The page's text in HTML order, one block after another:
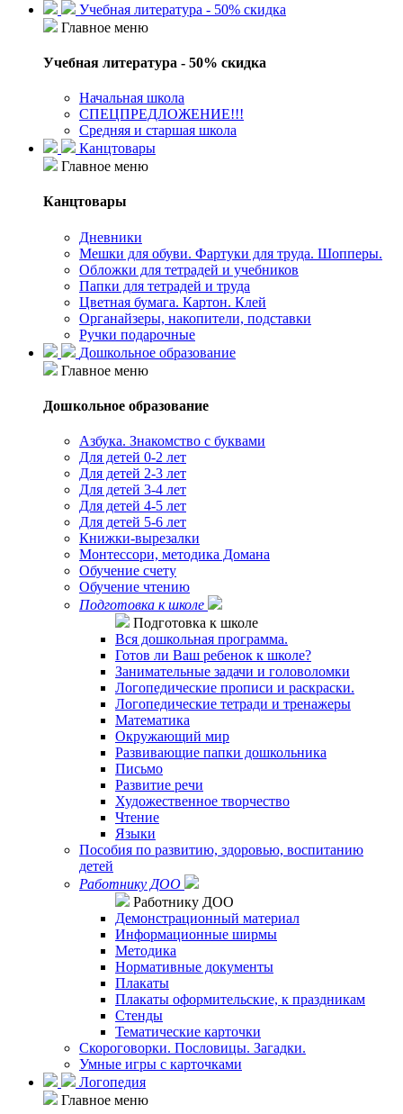
Учебная литература - 50% скидка
Главное меню
Учебная литература - 50% скидка
Начальная школа
СПЕЦПРЕДЛОЖЕНИЕ!!!
Средняя и старшая школа
Канцтовары
Главное меню
Канцтовары
Дневники
Мешки для обуви. Фартуки для труда. Шопперы.
Обложки для тетрадей и учебников
Папки для тетрадей и труда
Цветная бумага. Картон. Клей
Органайзеры, накопители, подставки
Ручки подарочные
Дошкольное образование
Главное меню
Дошкольное образование
Азбука. Знакомство с буквами
Для детей 0-2 лет
Для детей 2-3 лет
Для детей 3-4 лет
Для детей 4-5 лет
Для детей 5-6 лет
Книжки-вырезалки
Монтессори, методика Домана
Обучение счету
Обучение чтению
Подготовка к школе
Подготовка к школе
Вся дошкольная программа.
Готов ли Ваш ребенок к школе?
Занимательные задачи и головоломки
Логопедические прописи и раскраски.
Логопедические тетради и тренажеры
Математика
Окружающий мир
Развивающие папки дошкольника
Письмо
Развитие речи
Художественное творчество
Чтение
Языки
Пособия по развитию, здоровью, воспитанию
детей
Работнику ДОО
Работнику ДОО
Демонстрационный материал
Информационные ширмы
Методика
Нормативные документы
Плакаты
Плакаты оформительские, к праздникам
Стенды
Тематические карточки
Скороговорки. Пословицы. Загадки.
Умные игры с карточками
Логопедия
Главное меню